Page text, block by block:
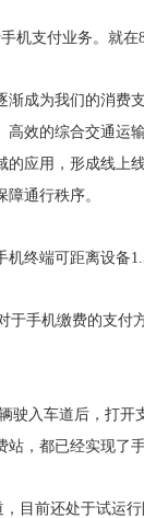
支付业务。就在8
为我们的消费
效的综合交通运
应用，形成线
通行秩序。
端可距离设备
机缴费的支付方
车道后，打开
，都已经实现了
前还处于试运行